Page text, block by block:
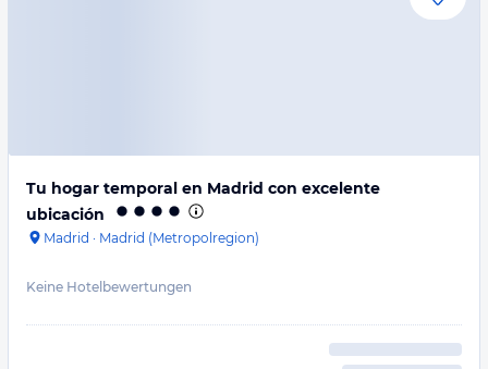
Tu hogar temporal en Madrid con excelente
ubicación
Madrid · Madrid (Metropolregion)
Keine Hotelbewertungen